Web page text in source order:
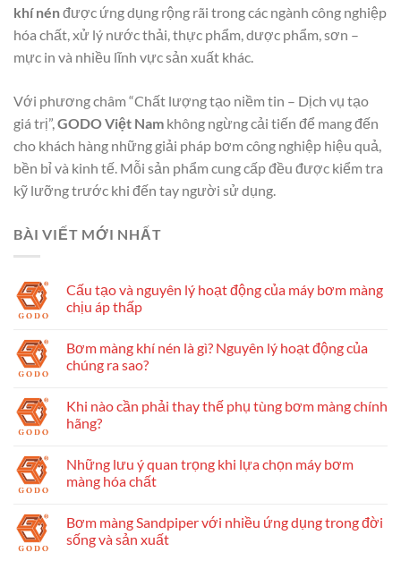
khí nénđược ứng dụng rộng rãi trong các ngành công nghiệp
hóa chất, xử lý nước thải, thực phẩm, dược phẩm, sơn –
mực in và nhiều lĩnh vực sản xuất khác.
Với phương châm “Chất lượng tạo niềm tin – Dịch vụ tạo
giá trị”,GODO Việt Nam không ngừng cải tiến để mang đến
cho khách hàng những giải pháp bơm công nghiệp hiệu quả,
bền bỉ và kinh tế. Mỗi sản phẩm cung cấp đều được kiểm tra
kỹ lưỡng trước khi đến tay người sử dụng.
BÀI VIẾT MỚI NHẤT
Cấu tạo và nguyên lý hoạt động của máy bơm màng
chịu áp thấp
Bơm màng khí nén là gì? Nguyên lý hoạt động của
chúng ra sao?
Khi nào cần phải thay thế phụ tùng bơm màng chính
hãng?
Những lưu ý quan trọng khi lựa chọn máy bơm
màng hóa chất
Bơm màng Sandpiper với nhiều ứng dụng trong đời
sống và sản xuất